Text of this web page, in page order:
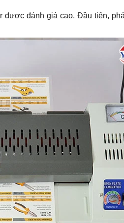
được đánh giá cao. Đầu tiên,